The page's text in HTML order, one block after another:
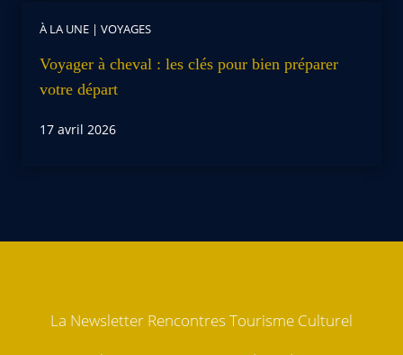
À LA UNE | VOYAGES
Voyager à cheval : les clés pour bien préparer
votre départ
17 avril 2026
La Newsletter Rencontres Tourisme Culturel